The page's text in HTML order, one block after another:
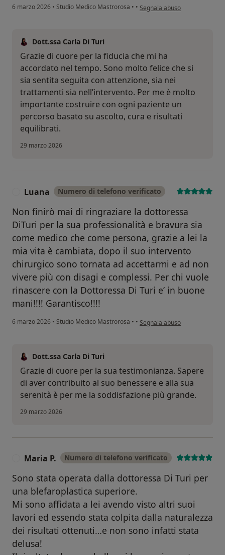
6 marzo 2026 • Studio Medico Mastrorosa • • secondo l'opinione dell'utente
Segnala abuso
Dott.ssa Carla Di Turi
Grazie di cuore per la fiducia che mi ha
accordato nel tempo. Sono molto felice che si
sia sentita seguita con attenzione, sia nei
trattamenti sia nell’intervento. Per me è molto
importante costruire con ogni paziente un
percorso basato su ascolto, cura e risultati
equilibrati.
29 marzo 2026
Luana Numero di telefono verificato
Non finirò mai di ringraziare la dottoressa
DiTuri per la sua professionalità e bravura sia
come medico che come persona, grazie a lei la
mia vita è cambiata, dopo il suo intervento
chirurgico sono tornata ad accettarmi e ad non
vivere più con disagi e complessi. Per chi vuole
rinascere con la Dottoressa Di Turi e’ in buone
mani!!!! Garantisco!!!!
6 marzo 2026 • Studio Medico Mastrorosa • • secondo l'opinione dell'utente
Segnala abuso
Dott.ssa Carla Di Turi
Grazie di cuore per la sua testimonianza. Sapere
di aver contribuito al suo benessere e alla sua
serenità è per me la soddisfazione più grande.
29 marzo 2026
Maria P. Numero di telefono verificato
Sono stata operata dalla dottoressa Di Turi per
una blefaroplastica superiore.
Mi sono affidata a lei avendo visto altri suoi
lavori ed essendo stata colpita dalla naturalezza
dei risultati ottenuti…e non sono infatti stata
delusa!